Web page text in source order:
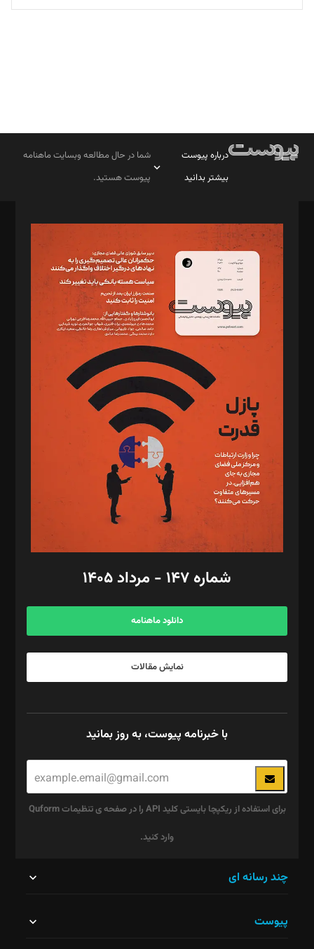
تحریریه
درباره پیوست
بیشتر بدانید
شما در حال مطالعه وبسایت ماهنامه
پیوست هستید.
مدیر مسئول: محمدباقر اثنی‌عشری
سردبیر: مهرک محمودی
دبیر تحریریه: میثم قاسمی
د‌بیر ناداستان: سمانه سمیع
د‌بیر خدمت و تجارت: ابوالفضل رجبی
د‌بیر حقوق فناوری: حسام‌الدین ایپکچی
د‌بیر پیوست جهان: مینا پاکدل
د‌بیر تحریریه آنلاین: بابک نقاش
تحریریه‌: مجتبی محمود‌ی، آرش برهمند، یسنا امان‌پور، سروش کرمیان،
مصطفی مسجدی آرانی، ابوالفضل رجبی، زهرا فکرانه، فائزه فتحی
رستمی،مصطفی باستان
ویرایش: نگار استاد‌‌آقا
طراح یونیفرم: مجید توکلی
فیلمبرداری و عکاسی: امیر شفیعی، مانی لطفی زاده
گرافیک و صفحه‌آرایی: سید‌سبحان‌علی ثابت
مد‌یر توسعه تجاری: کامبیز برید‌
امور مالی: شاپور رهبری، محمد‌ کاظمی‌نیا
آگهی و مشترکین: ۰۹۱۹۹۹۹۰۴۵۴
شماره ۱۴۷ - مرداد ۱۴۰۵
دانلود ماهنامه
نمایش مقالات
با خبرنامه پیوست، به روز بمانید
برای استفاده از ریکپچا بایستی کلید API را در صفحه ی تنظیمات Quform
وارد کنید.
نباید
چند رسانه ای
پیوست